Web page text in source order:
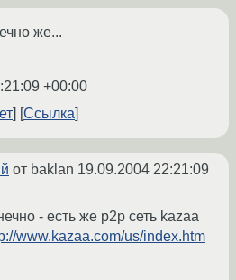
же...
+00:00
Ссылка
от baklan 19.09.2004 22:21:09
- есть же p2p сеть kazaa
www.kazaa.com/us/index.htm